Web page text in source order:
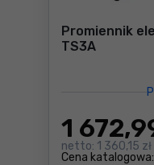
Promiennik
TS3A
Cena katalogowa:
1 672
netto: 1 360,15 zł